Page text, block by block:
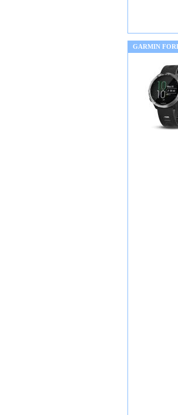
GARMIN